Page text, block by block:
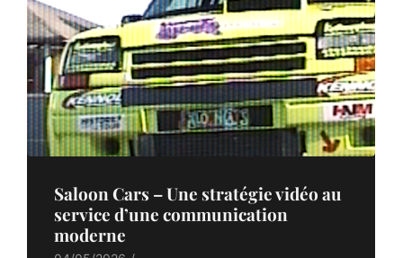
Saloon Cars – Une stratégie vidéo au
service d’une communication
moderne